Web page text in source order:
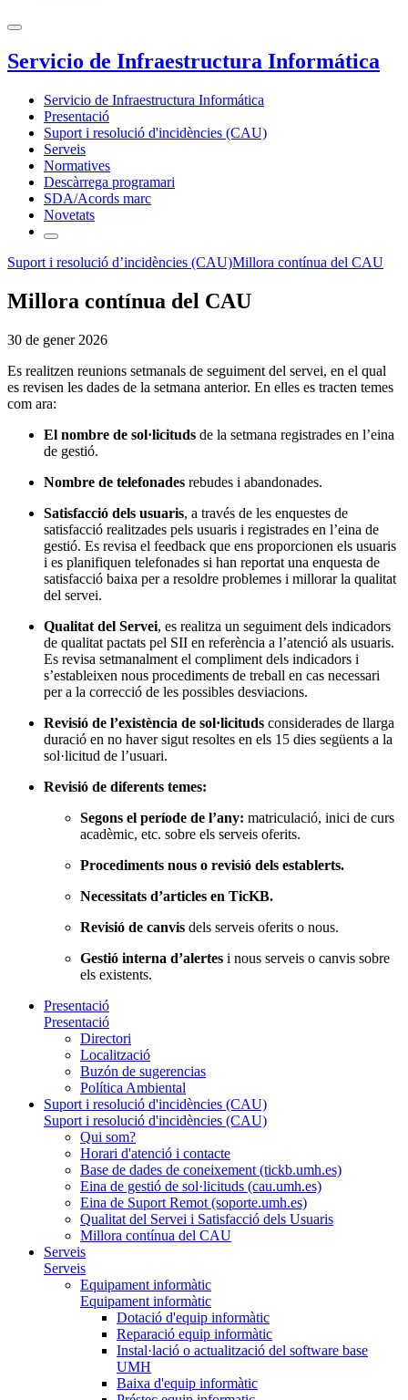
Servicio de Infraestructura Informática
Servicio de Infraestructura Informática
Presentació
Suport i resolució d'incidències (CAU)
Serveis
Normatives
Descàrrega programari
SDA/Acords marc
Novetats
Suport i resolució d’incidències (CAU)Millora contínua del CAU
Millora contínua del CAU
30 de gener 2026
Es realitzen reunions setmanals de seguiment del servei, en el qual
es revisen les dades de la setmana anterior. En elles es tracten temes
com ara:
El nombre de sol·licituds de la setmana registrades en l’eina
de gestió.
Nombre de telefonades rebudes i abandonades.
Satisfacció dels usuaris, a través de les enquestes de
satisfacció realitzades pels usuaris i registrades en l’eina de
gestió. Es revisa el feedback que ens proporcionen els usuaris
i es planifiquen telefonades si han reportat una enquesta de
satisfacció baixa per a resoldre problemes i millorar la qualitat
del servei.
Qualitat del Servei, es realitza un seguiment dels indicadors
de qualitat pactats pel SII en referència a l’atenció als usuaris.
Es revisa setmanalment el compliment dels indicadors i
s’estableixen nous procediments de treball en cas necessari
per a la correcció de les possibles desviacions.
Revisió de l’existència de sol·licituds considerades de llarga
duració en no haver sigut resoltes en els 15 dies següents a la
sol·licitud de l’usuari.
Revisió de diferents temes:
Segons el període de l’any: matriculació, inici de curs
acadèmic, etc. sobre els serveis oferits.
Procediments nous o revisió dels establerts.
Necessitats d’articles en TicKB.
Revisió de canvis dels serveis oferits o nous.
Gestió interna d’alertes i nous serveis o canvis sobre
els existents.
Presentació
Presentació
Directori
Localització
Buzón de sugerencias
Política Ambiental
Suport i resolució d'incidències (CAU)
Suport i resolució d'incidències (CAU)
Qui som?
Horari d'atenció i contacte
Base de dades de coneixement (tickb.umh.es)
Eina de gestió de sol·licituds (cau.umh.es)
Eina de Suport Remot (soporte.umh.es)
Qualitat del Servei i Satisfacció dels Usuaris
Millora contínua del CAU
Serveis
Serveis
Equipament informàtic
Equipament informàtic
Dotació d'equip informàtic
Reparació equip informàtic
Instal·lació o actualització del software base
UMH
Baixa d'equip informàtic